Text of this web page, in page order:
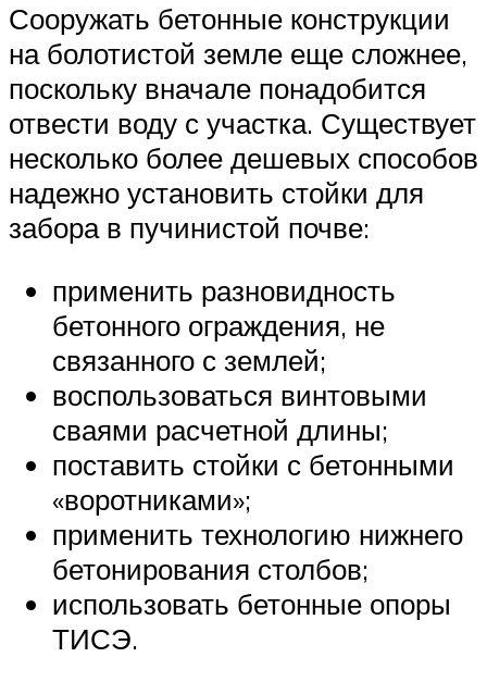
Сооружать бетонные конструкции
на болотистой земле еще сложнее,
поскольку вначале понадобится
отвести воду с участка. Существует
несколько более дешевых способов
надежно установить стойки для
забора в пучинистой почве:
применить разновидность
бетонного ограждения, не
связанного с землей;
воспользоваться винтовыми
сваями расчетной длины;
поставить стойки с бетонными
«воротниками»;
применить технологию нижнего
бетонирования столбов;
использовать бетонные опоры
ТИСЭ.